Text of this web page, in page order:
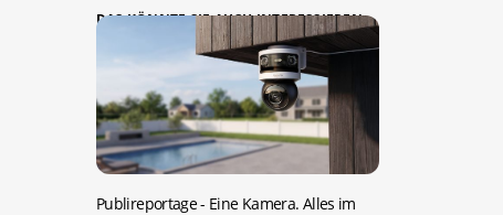
DAS KÖNNTE SIE AUCH INTERESSIEREN:
Publireportage - Eine Kamera. Alles im